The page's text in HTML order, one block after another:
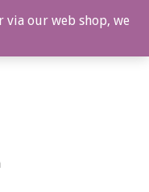
via our web shop, we